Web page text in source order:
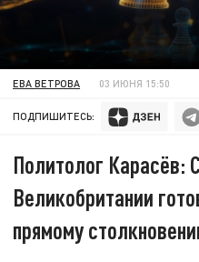
ЕВА ВЕТРОВА 03 ИЮНЯ 15:50
ПОДПИШИТЕСЬ:
Политолог Карасёв:
Великобритании
прямому